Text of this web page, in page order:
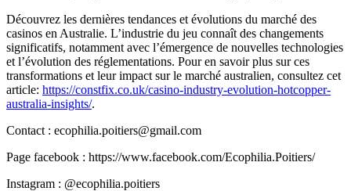
Découvrez les dernières tendances et évolutions du marché des
casinos en Australie. L’industrie du jeu connaît des changements
significatifs, notamment avec l’émergence de nouvelles technologies
et l’évolution des réglementations. Pour en savoir plus sur ces
transformations et leur impact sur le marché australien, consultez cet
article: https://constfix.co.uk/casino-industry-evolution-hotcopper-
australia-insights/.
Contact : ecophilia.poitiers@gmail.com
Page facebook : https://www.facebook.com/Ecophilia.Poitiers/
Instagram : @ecophilia.poitiers